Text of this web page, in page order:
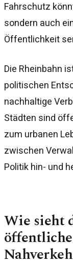
Fahrschutz
sondern auch
Öffentlichkeit
Die Rheinbahn
politischen
nachhaltige
Städten sind
zum urbanen
zwischen
Politik hin- und
Wie sieht